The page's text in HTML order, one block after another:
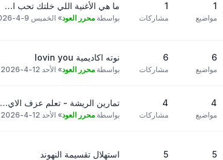
1
مواضيع
1
مشاركات
ما هي الأغنية اللي خلتك تحب ا…
بواسطة محرر العود» الخميس 9-4-2026 10:59 pm
6
مواضيع
6
مشاركات
نوته اكاديمية lovin you
بواسطة محرر العود» الأحد 12-4-2026 10:33 am
4
مواضيع
4
مشاركات
تمارين الريشة - تعلم عزف الاي…
بواسطة محرر العود» الأحد 12-4-2026 10:34 am
5
5 استهلال تقسيمة النهوند